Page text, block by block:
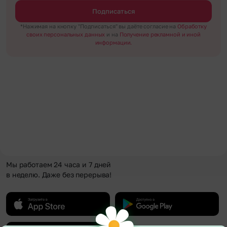
Подписаться
*Нажимая на кнопку "Подписаться" вы даёте согласие на Обработку
своих персональных данных и на Получение рекламной и иной
информации.
Мы работаем 24 часа и 7 дней
в неделю. Даже без перерыва!